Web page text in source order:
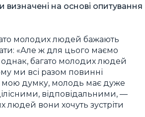
визначені на основі опитування
молодих людей бажають
«Але ж для цього маємо
однак, багато молодих людей
ми всі разом повинні
мою думку, молодь має дуже
відповідальними, —
вони хочуть зустріти